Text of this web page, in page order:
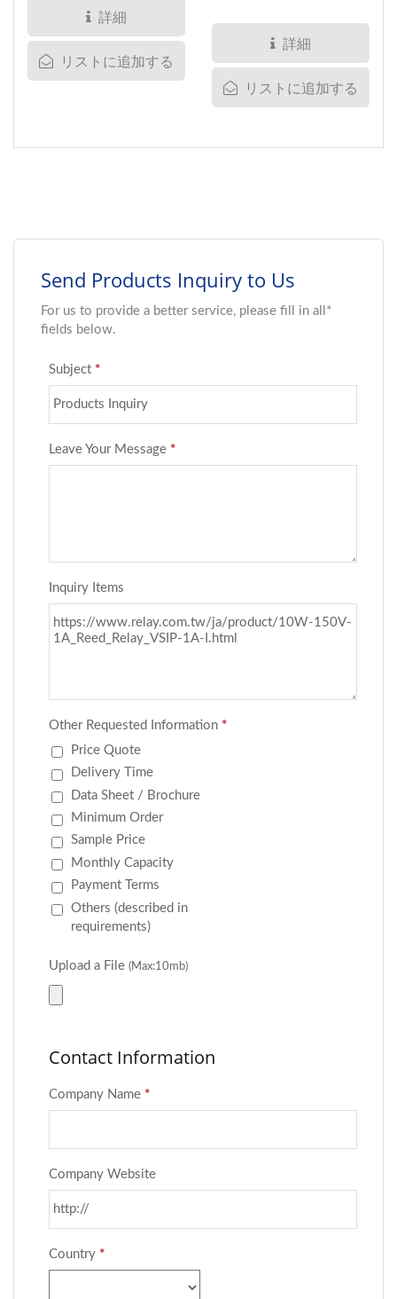
ており、高密度テストマ
トリックスに最適で
す。...
詳細
リストに追加する
アリードリレーで、高密
度アプリケーション向け
に設計されています。標
寿命と酸化抵抗のために
シリーズは、RoHSに準
拠しており、ISO9001お
スを使用して製造されて
性の高い省スペースソリ
詳細
リストに追加する